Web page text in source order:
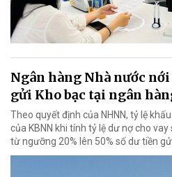
Ngân hàng Nhà nước
gửi Kho bạc tại ngân
Theo quyết định của NHNN, tỷ lệ
của KBNN khi tính tỷ lệ dư nợ cho
từ ngưỡng 20% lên 50% số dư tiền